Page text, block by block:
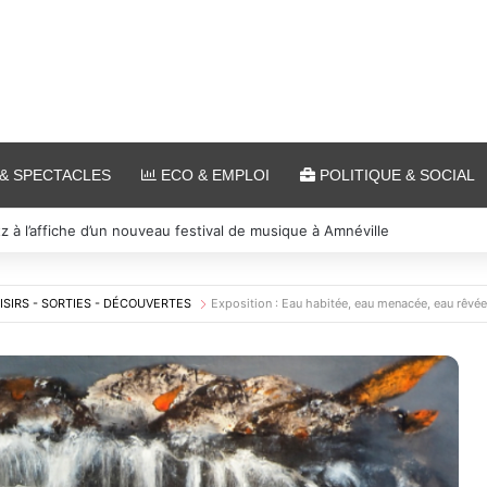
SPECTACLES ECO & EMPLOI POLITIQUE & SOCIAL
cinéma pour l’édition 2026 de « Ça tombe comme à Gravelotte »
- SORTIES - DÉCOUVERTES Exposition : Eau habitée, eau menacée, eau